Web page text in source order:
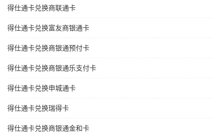
得仕通卡兑换商联通卡
得仕通卡兑换富友商银通卡
得仕通卡兑换商银通预付卡
得仕通卡兑换商银通乐支付卡
得仕通卡兑换申城通卡
得仕通卡兑换瑞得卡
得仕通卡兑换商银通金和卡